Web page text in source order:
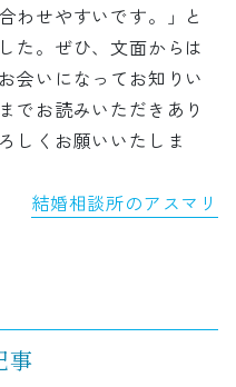
わせやすいです。」と
た。ぜひ、文面からは
会いになってお知りい
でお読みいただきあり
しくお願いいたしま
結婚相談所のアスマリ
事